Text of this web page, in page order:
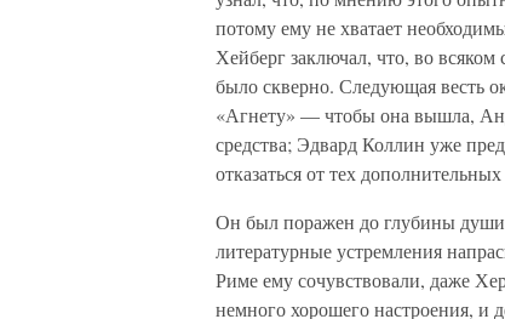
потому ему не хватает
Хейберг заключал, что, во всяком
было скверно. Следующая весть
«Агнету» — чтобы она вышла,
средства; Эдвард Коллин уже
отказаться от тех
Он был поражен до глубины
литературные устремления
Риме ему сочувствовали, даже
немного хорошего настроения, и